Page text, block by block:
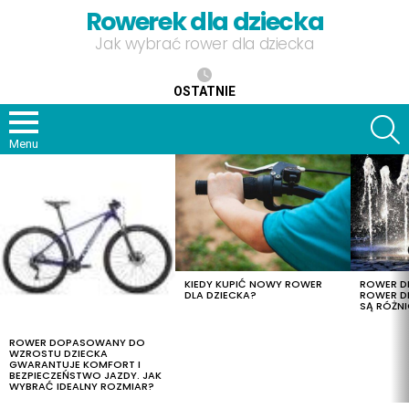
Rowerek dla dziecka
Jak wybrać rower dla dziecka
OSTATNIE
Menu
ROWER DOPASOWANY DO
WZROSTU DZIECKA
GWARANTUJE KOMFORT I
BEZPIECZEŃSTWO JAZDY. JAK
WYBRAĆ IDEALNY ROZMIAR?
KIEDY KUPIĆ NOWY ROWER
DLA DZIECKA?
ROWER
ROWER
SĄ